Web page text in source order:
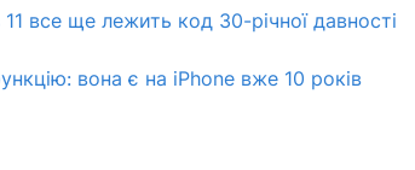
все ще лежить код 30-річної давності
вона є на iPhone вже 10 років